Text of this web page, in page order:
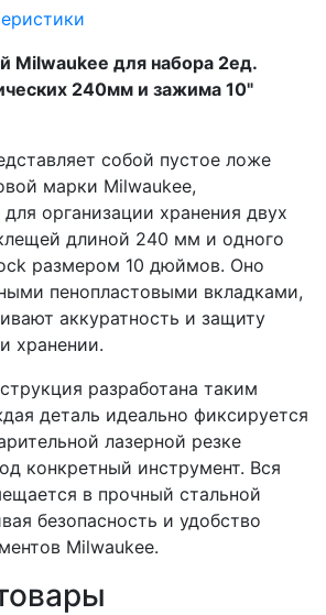
Milwaukee для набора 2ед.
240мм и зажима 10"
собой пустое ложе
марки Milwaukee,
для организации хранения двух
длиной 240 мм и одного
размером 10 дюймов. Оно
пенопластовыми вкладками,
аккуратность и защиту
хранении.
разработана таким
деталь идеально фиксируется
лазерной резке
конкретный инструмент. Вся
в прочный стальной
безопасность и удобство
Milwaukee.